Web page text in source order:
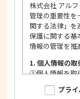
株式会社 アル
管理の重要性を
関する法律」を
保護に関する基
情報の管理を推
1. 個人情報の
①個人情報を取
限り明確に
おいて適法
プラ